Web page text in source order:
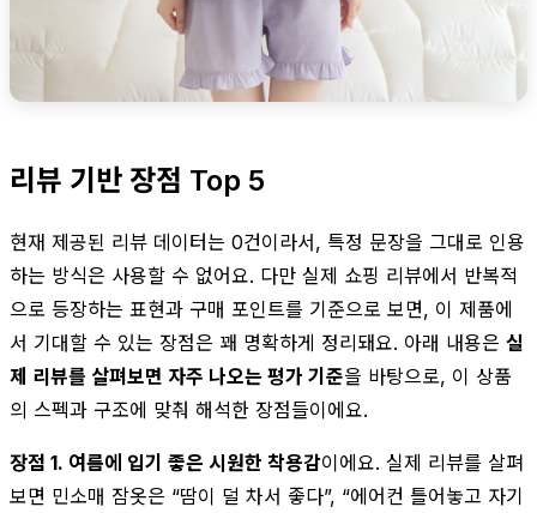
리뷰 기반 장점 Top 5
현재 제공된 리뷰 데이터는 0건이라서, 특정 문장을 그대로 인용
하는 방식은 사용할 수 없어요. 다만 실제 쇼핑 리뷰에서 반복적
으로 등장하는 표현과 구매 포인트를 기준으로 보면, 이 제품에
서 기대할 수 있는 장점은 꽤 명확하게 정리돼요. 아래 내용은 실
제 리뷰를 살펴보면 자주 나오는 평가 기준을 바탕으로, 이 상품
의 스펙과 구조에 맞춰 해석한 장점들이에요.
장점 1. 여름에 입기 좋은 시원한 착용감이에요. 실제 리뷰를 살펴
보면 민소매 잠옷은 “땀이 덜 차서 좋다”, “에어컨 틀어놓고 자기